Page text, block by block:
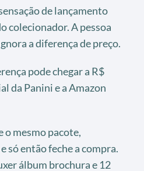
de lançamento
colecionador. A pessoa
a diferença de preço.
pode chegar a R$
da Panini e a Amazon
o mesmo pacote,
só então feche a compra.
álbum brochura e 12